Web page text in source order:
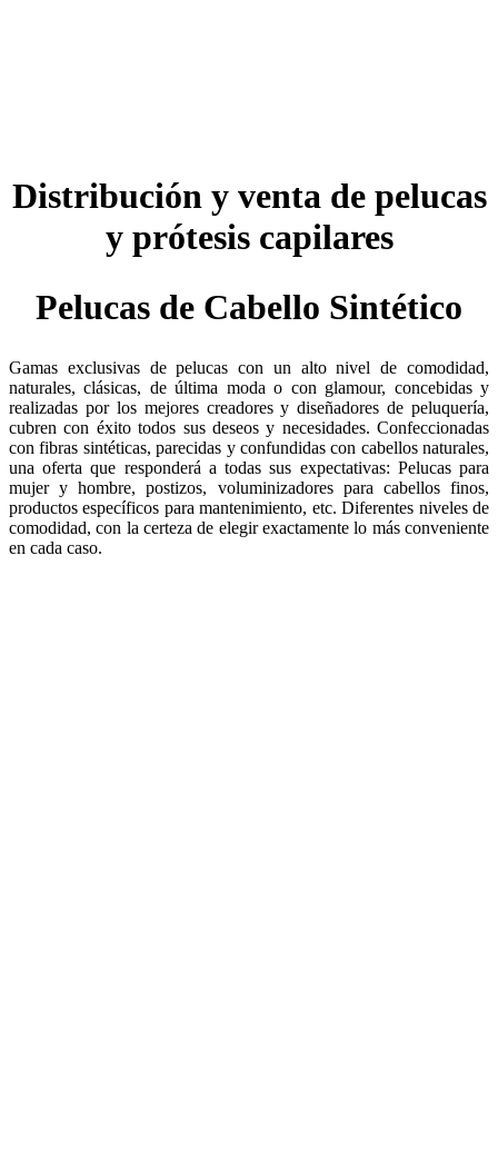
Distribución y venta de pelucas
y prótesis capilares
Pelucas de Cabello Sintético
Gamas exclusivas de pelucas con un alto nivel de comodidad,
naturales, clásicas, de última moda o con glamour, concebidas y
realizadas por los mejores creadores y diseñadores de peluquería,
cubren con éxito todos sus deseos y necesidades. Confeccionadas
con fibras sintéticas, parecidas y confundidas con cabellos naturales,
una oferta que responderá a todas sus expectativas: Pelucas para
mujer y hombre, postizos, voluminizadores para cabellos finos,
productos específicos para mantenimiento, etc. Diferentes niveles de
comodidad, con la certeza de elegir exactamente lo más conveniente
en cada caso.